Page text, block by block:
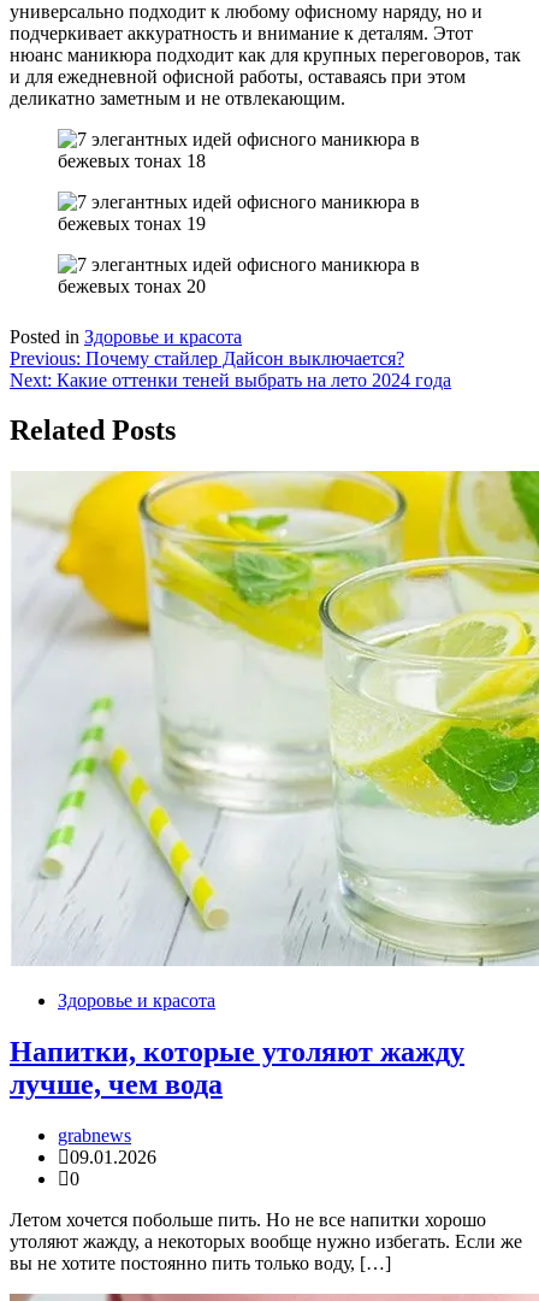
универсально подходит к любому офисному наряду, но и
подчеркивает аккуратность и внимание к деталям. Этот
нюанс маникюра подходит как для крупных переговоров, так
и для ежедневной офисной работы, оставаясь при этом
деликатно заметным и не отвлекающим.
Posted in Здоровье и красота
Навигация
по
записям
Previous: Почему стайлер Дайсон выключается?
Next: Какие оттенки теней выбрать на лето 2024 года
Related Posts
Здоровье и красота
Напитки, которые утоляют жажду
лучше, чем вода
grabnews
09.01.2026
0
Летом хочется побольше пить. Но не все напитки хорошо
утоляют жажду, а некоторых вообще нужно избегать. Если же
вы не хотите постоянно пить только воду, […]